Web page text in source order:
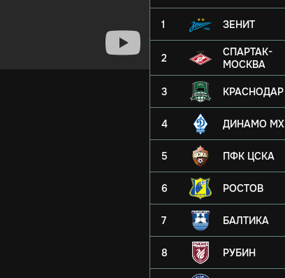
1 ЗЕНИТ
2
СПАРТАК-
МОСКВА
3 КРАСНОДАР
4 ДИНАМО МХ
5 ПФК ЦСКА
6 РОСТОВ
7 БАЛТИКА
8 РУБИН